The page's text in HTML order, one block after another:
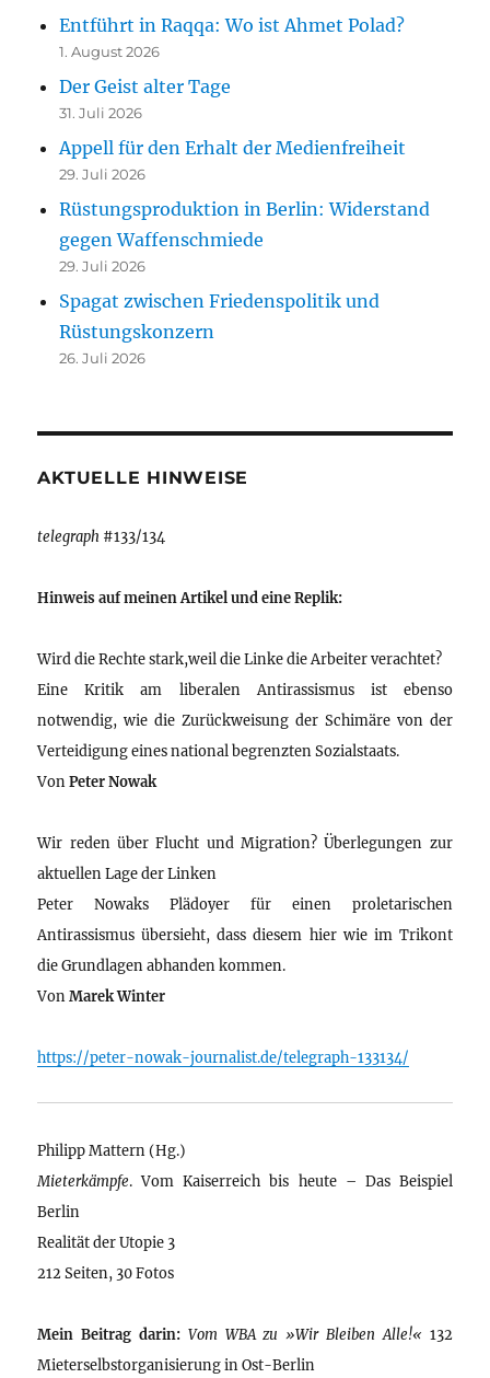
Entführt in Raqqa: Wo ist Ahmet Polad?
1. August 2026
Der Geist alter Tage
31. Juli 2026
Appell für den Erhalt der Medienfreiheit
29. Juli 2026
Rüstungsproduktion in Berlin: Widerstand
gegen Waffenschmiede
29. Juli 2026
Spagat zwischen Friedenspolitik und
Rüstungskonzern
26. Juli 2026
AKTUELLE HINWEISE
telegraph #133/134
Hinweis auf meinen Artikel und eine Replik:
Wird die Rechte stark,weil die Linke die Arbeiter verachtet?
Eine Kritik am liberalen Antirassismus ist ebenso
notwendig, wie die Zurückweisung der Schimäre von der
Verteidigung eines national begrenzten Sozialstaats.
VonPeter Nowak
Wir reden über Flucht und Migration? Überlegungen zur
aktuellen Lage der Linken
Peter Nowaks Plädoyer für einen proletarischen
Antirassismus übersieht, dass diesem hier wie im Trikont
die Grundlagen abhanden kommen.
VonMarek Winter
https://peter-nowak-journalist.de/telegraph-133134/
Philipp Mattern (Hg.)
Mieterkämpfe. Vom Kaiserreich bis heute – Das Beispiel
Berlin
Realität der Utopie 3
212 Seiten, 30 Fotos
Mein Beitrag darin: Vom WBA zu »Wir Bleiben Alle!« 132
Mieterselbstorganisierung in Ost-Berlin